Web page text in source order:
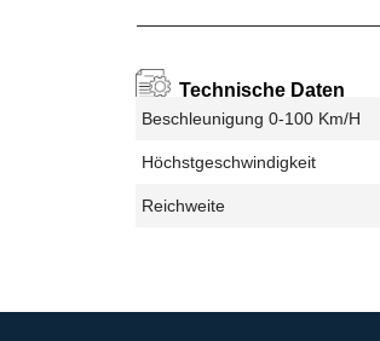
Technische Daten
Beschleunigung 0-100 Km/h
Höchstgeschwindigkeit
Reichweite